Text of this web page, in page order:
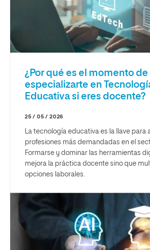
¿Por qué es el momento de
especializarte en
Educativa si eres docente?
25 / 05 / 2026
La tecnología educativa es la llave para
profesiones más demandadas en el
Formarse y dominar las herramientas
mejora la práctica docente sino que
opciones laborales.